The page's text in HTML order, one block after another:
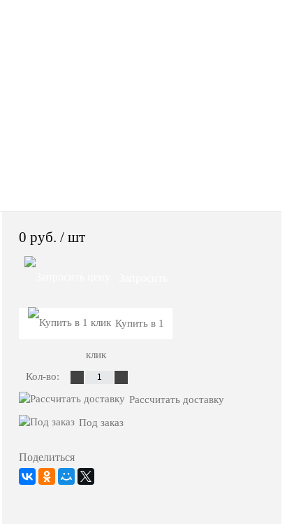
0 руб. / шт
цену Купить в 1
клик
Кол-во:
Рассчитать доставку
Под заказ
Поделиться